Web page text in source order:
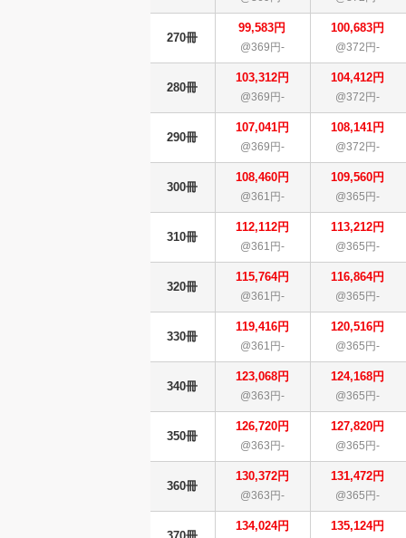
270冊
99,583円
@369円-
100,683円
@372円-
280冊
103,312円
@369円-
104,412円
@372円-
290冊
107,041円
@369円-
108,141円
@372円-
300冊
108,460円
@361円-
109,560円
@365円-
310冊
112,112円
@361円-
113,212円
@365円-
320冊
115,764円
@361円-
116,864円
@365円-
330冊
119,416円
@361円-
120,516円
@365円-
340冊
123,068円
@363円-
124,168円
@365円-
350冊
126,720円
@363円-
127,820円
@365円-
360冊
130,372円
@363円-
131,472円
@365円-
134,024円 135,124円